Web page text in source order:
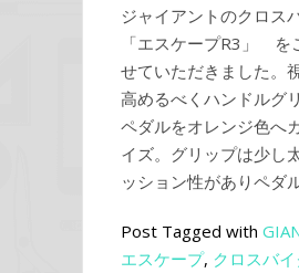
ジャイアントのクロス
「エスケープR3」 を
せていただきました。
高めるべくハンドルグ
ペダルをオレンジ色へ
イズ。グリップは少し
ッション性がありペダ
Post Tagged with
エスケープ, クロスバイ